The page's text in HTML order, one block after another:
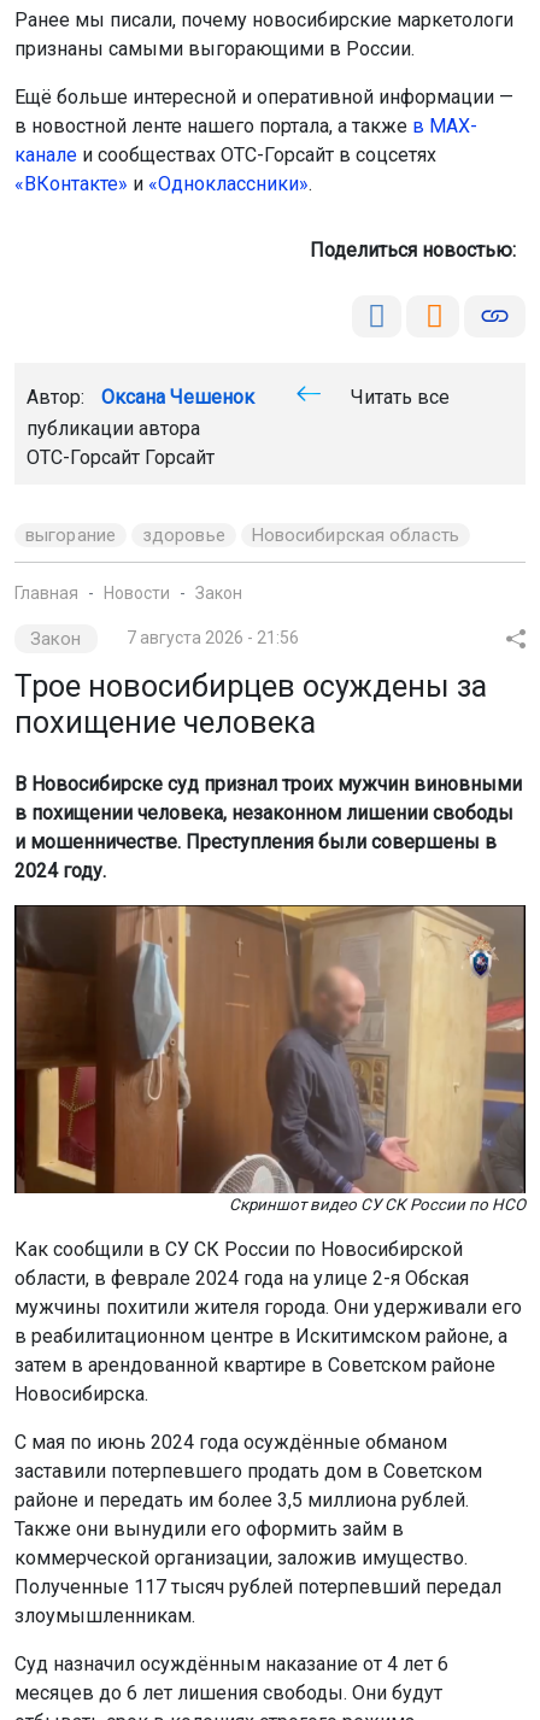
ОТС-Горсайт Горсайт
выгорание здоровье Новосибирская область
Главная Новости Закон
Трое новосибирцев осуждены за
в похищении человека, незаконном лишении свободы
и мошенничестве. Преступления были совершены в
2024 году.
Скриншот видео СУ СК России по НСО
Как сообщили в СУ СК России по Новосибирской
области, в феврале 2024 года на улице 2-я Обская
мужчины похитили жителя города. Они удерживали его
в реабилитационном центре в Искитимском районе, а
затем в арендованной квартире в Советском районе
Новосибирска.
С мая по июнь 2024 года осуждённые обманом
заставили потерпевшего продать дом в Советском
районе и передать им более 3,5 миллиона рублей.
Также они вынудили его оформить займ в
коммерческой организации, заложив имущество.
Полученные 117 тысяч рублей потерпевший передал
злоумышленникам.
Суд назначил осуждённым наказание от 4 лет 6
месяцев до 6 лет лишения свободы. Они будут
отбывать срок в колониях строгого режима.
Ранее четверых новосибирцевзадержали
за похищение человека.
Поделиться новостью:
Автор: Алиса Новохатская
Читать все
публикации автора